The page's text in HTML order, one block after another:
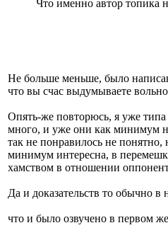
Что именно автор топика
Не больше меньше, было
что вы счас выдумываете
Опять-же повторюсь, я уже типа
много, и уже они как минимум
так не понравилось не понятно,
минимум интересна, в
хамством в отношении
Да и доказательств то обычно в
что и было озвучено в первом